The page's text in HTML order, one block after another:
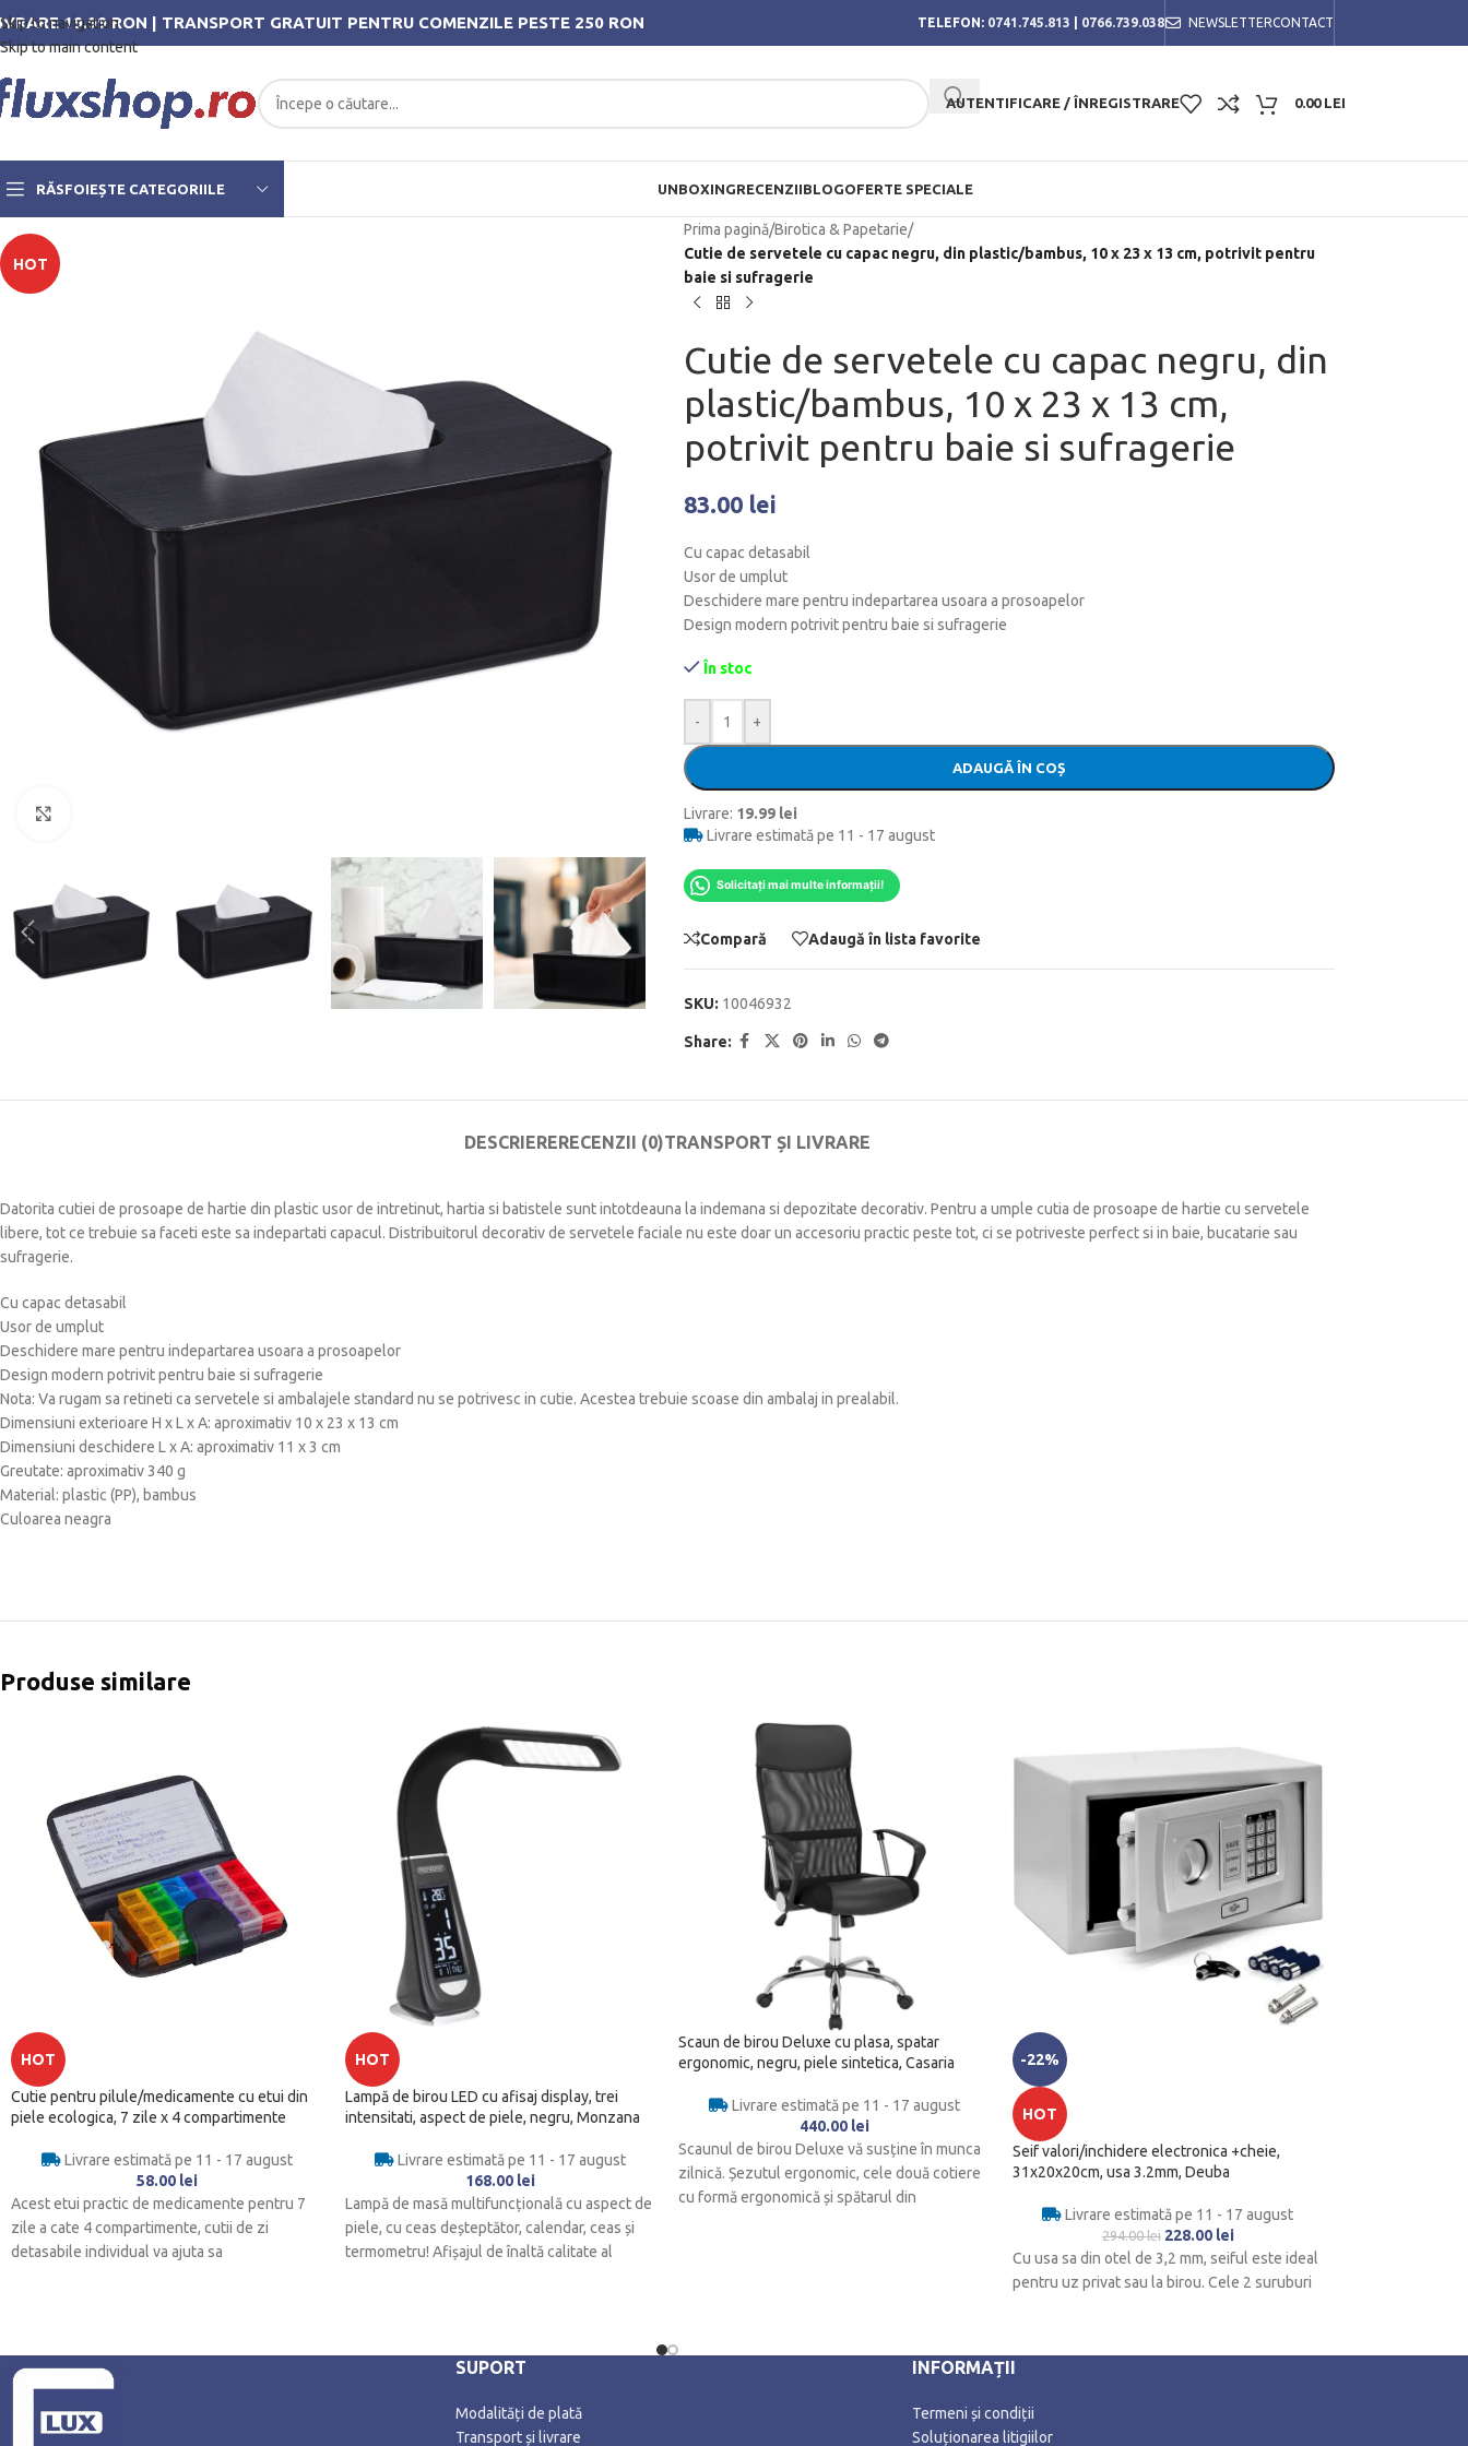
Skip to navigation
Skip to main content
19.99 RON | TRANSPORT GRATUIT PENTRU COMENZILE PESTE 250 RON TELEFON: 0741.745.813 0766.739.038 NEWSLETTERCONTACT
AUTENTIFICARE / ÎNREGISTRARE 0.00 LEI
RĂSFOIEȘTE CATEGORIILE UNBOXINGRECENZIIBLOGOFERTE SPECIALE
HOT
Prima pagină/Birotica & Papetarie/
Cutie de servetele cu capac negru, din plastic/bambus, 10 x 23 x 13 cm, potrivit pentru
baie si sufragerie
Cutie de servetele cu capac negru, din
plastic/bambus, 10 x 23 x 13 cm,
potrivit pentru baie si sufragerie
83.00 lei
Cu capac detasabil
Usor de umplut
Deschidere mare pentru indepartarea usoara a prosoapelor
Design modern potrivit pentru baie si sufragerie
În stoc
- +
ADAUGĂ ÎN COȘ
Livrare: 19.99 lei
Livrare estimată pe 11 - 17 august
Solicitați mai multe informații!
Compară Adaugă în lista favorite
SKU: 10046932
Share:
DESCRIERERECENZII (0)TRANSPORT ȘI LIVRARE
Datorita cutiei de prosoape de hartie din plastic usor de intretinut, hartia si batistele sunt intotdeauna la indemana si depozitate decorativ. Pentru a umple cutia de prosoape de hartie cu servetele
libere, tot ce trebuie sa faceti este sa indepartati capacul. Distribuitorul decorativ de servetele faciale nu este doar un accesoriu practic peste tot, ci se potriveste perfect si in baie, bucatarie sau
sufragerie.
Cu capac detasabil
Usor de umplut
Deschidere mare pentru indepartarea usoara a prosoapelor
Design modern potrivit pentru baie si sufragerie
Nota: Va rugam sa retineti ca servetele si ambalajele standard nu se potrivesc in cutie. Acestea trebuie scoase din ambalaj in prealabil.
Dimensiuni exterioare H x L x A: aproximativ 10 x 23 x 13 cm
Dimensiuni deschidere L x A: aproximativ 11 x 3 cm
Greutate: aproximativ 340 g
Material: plastic (PP), bambus
Culoarea neagra
Produse similare
HOT
Cutie pentru pilule/medicamente cu etui din
piele ecologica, 7 zile x 4 compartimente
Livrare estimată pe 11 - 17 august
58.00 lei
Acest etui practic de medicamente pentru 7
zile a cate 4 compartimente, cutii de zi
detasabile individual va ajuta sa
HOT
Lampă de birou LED cu afisaj display, trei
intensitati, aspect de piele, negru, Monzana
Livrare estimată pe 11 - 17 august
168.00 lei
Lampă de masă multifuncțională cu aspect de
piele, cu ceas deșteptător, calendar, ceas și
termometru! Afișajul de înaltă calitate al
Scaun de birou Deluxe cu plasa, spatar
ergonomic, negru, piele sintetica, Casaria
Livrare estimată pe 11 - 17 august
440.00 lei
Scaunul de birou Deluxe vă susține în munca
zilnică. Șezutul ergonomic, cele două cotiere
cu formă ergonomică și spătarul din
-22%
HOT
Seif valori/inchidere electronica +cheie,
31x20x20cm, usa 3.2mm, Deuba
Livrare estimată pe 11 - 17 august
294.00lei 228.00 lei
Cu usa sa din otel de 3,2 mm, seiful este ideal
pentru uz privat sau la birou. Cele 2 suruburi
SUPORT
Modalități de plată
Transport și livrare
INFORMAȚII
Termeni și condiții
Soluționarea litigiilor